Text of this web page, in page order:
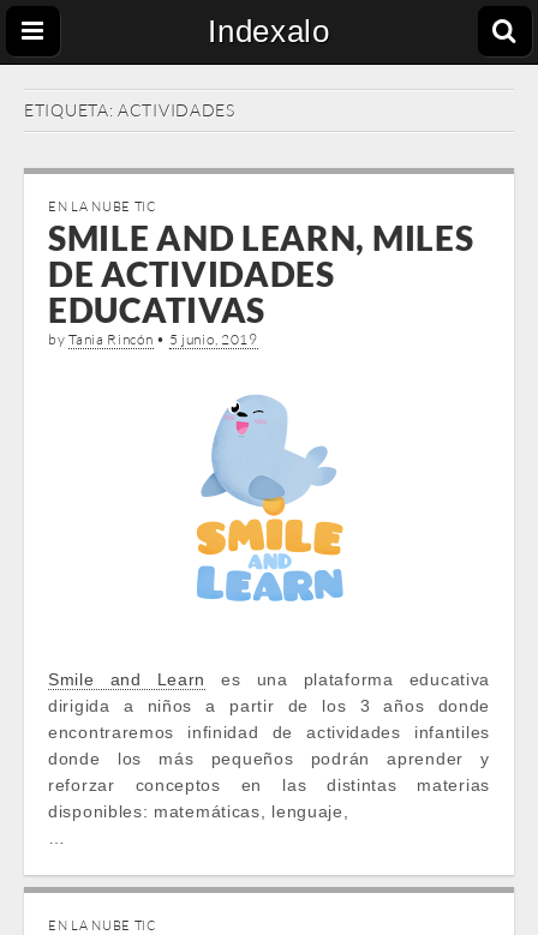
Indexalo
ETIQUETA: ACTIVIDADES
EN LA NUBE TIC
SMILE AND LEARN, MILES
DE ACTIVIDADES
EDUCATIVAS
byTania Rincón • 5 junio, 2019
Smile and Learn
es una plataforma educativa
dirigida a niños a partir de los 3 años donde
encontraremos infinidad de actividades infantiles
donde los más pequeños podrán aprender y
reforzar conceptos en las distintas materias
disponibles: matemáticas, lenguaje,
EN LA NUBE TIC